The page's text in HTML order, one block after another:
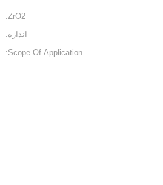
ZrO2:
اندازه:
Scope Of Application: